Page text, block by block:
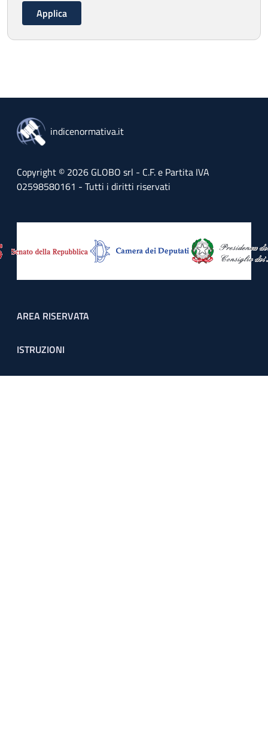
indicenormativa.it
Copyright © 2026 GLOBO srl - C.F. e Partita IVA
02598580161 - Tutti i diritti riservati
Footer menu
AREA RISERVATA
ISTRUZIONI